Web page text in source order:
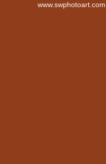
www.swphotoart.com